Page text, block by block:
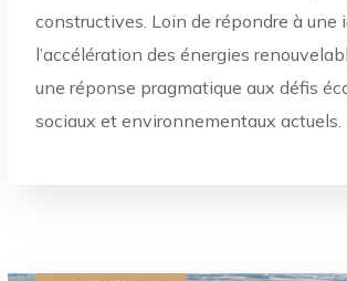
constructives. Loin de répondre à une
l’accélération des énergies
une réponse pragmatique aux défis
sociaux et environnementaux actuels.